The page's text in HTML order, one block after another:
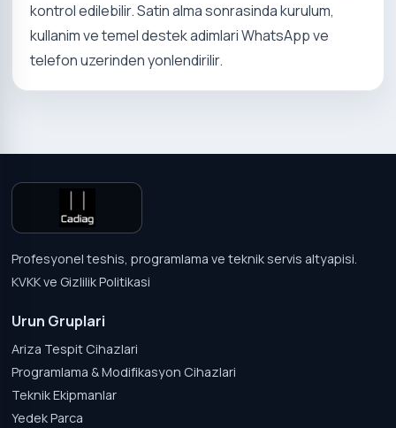
kontrol edilebilir. Satin alma sonrasinda kurulum,
kullanim ve temel destek adimlari WhatsApp ve
telefon uzerinden yonlendirilir.
Profesyonel teshis, programlama ve teknik servis altyapisi.
KVKK ve Gizlilik Politikasi
Urun Gruplari
Ariza Tespit Cihazlari
Programlama & Modifikasyon Cihazlari
Teknik Ekipmanlar
Yedek Parca